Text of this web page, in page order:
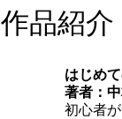
作品紹介
はじめ
著者：
初心者